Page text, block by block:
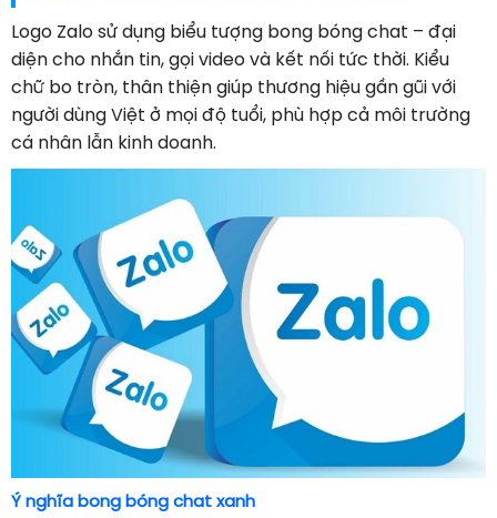
Logo Zalo sử dụng biểu tượng bong bóng chat – đại
diện cho nhắn tin, gọi video và kết nối tức thời. Kiểu
chữ bo tròn, thân thiện giúp thương hiệu gần gũi với
người dùng Việt ở mọi độ tuổi, phù hợp cả môi trường
cá nhân lẫn kinh doanh.
Ý nghĩa bong bóng chat xanh